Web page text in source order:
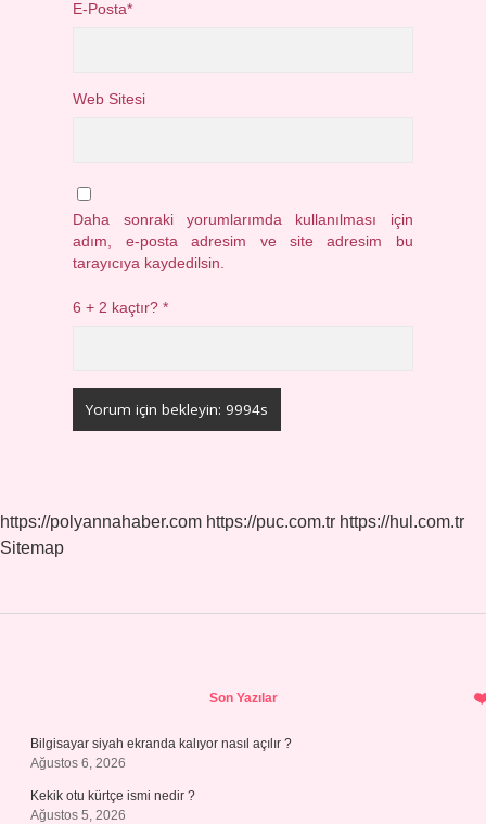
E-Posta*
Web Sitesi
Daha sonraki yorumlarımda kullanılması için
adım, e-posta adresim ve site adresim bu
tarayıcıya kaydedilsin.
6 + 2 kaçtır?*
https://polyannahaber.com https://puc.com.tr https://hul.com.tr
Sitemap
Son Yazılar
Bilgisayar siyah ekranda kalıyor nasıl açılır ?
Ağustos 6, 2026
Kekik otu kürtçe ismi nedir ?
Ağustos 5, 2026